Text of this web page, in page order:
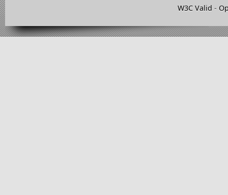
W3C Valid -